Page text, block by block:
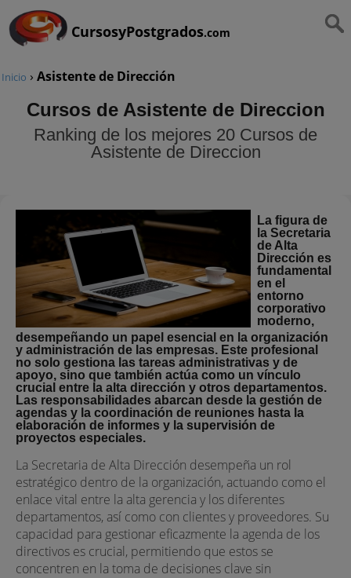
CursosyPostgrados.com
Inicio › Asistente de Dirección
Cursos de Asistente de Direccion
Ranking de los mejores 20 Cursos de
Asistente de Direccion
La figura de
la Secretaria
de Alta
Dirección es
fundamental
en el
entorno
corporativo
moderno,
desempeñando un papel esencial en la organización
y administración de las empresas. Este profesional
no solo gestiona las tareas administrativas y de
apoyo, sino que también actúa como un vínculo
crucial entre la alta dirección y otros departamentos.
Las responsabilidades abarcan desde la gestión de
agendas y la coordinación de reuniones hasta la
elaboración de informes y la supervisión de
proyectos especiales.
La Secretaria de Alta Dirección desempeña un rol
estratégico dentro de la organización, actuando como el
enlace vital entre la alta gerencia y los diferentes
departamentos, así como con clientes y proveedores. Su
capacidad para gestionar eficazmente la agenda de los
directivos es crucial, permitiendo que estos se
concentren en la toma de decisiones clave sin